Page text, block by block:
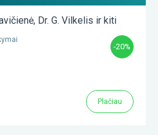
, Dr. G. Vilkelis ir kiti
-20%
Plačiau